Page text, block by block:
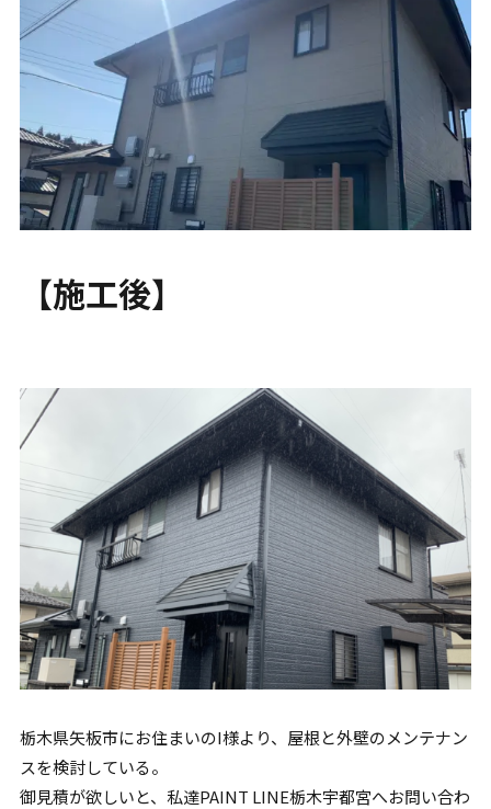
【施工後】
栃木県矢板市にお住まいのI様より、屋根と外壁のメンテナン
スを検討している。
御見積が欲しいと、私達PAINT LINE栃木宇都宮へお問い合わ